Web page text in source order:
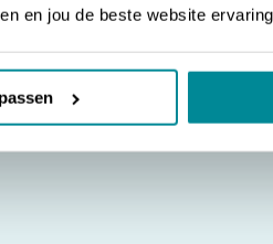
en jou de beste website
Draagbare labelprinter
800+ GESCHIKTE LABELS